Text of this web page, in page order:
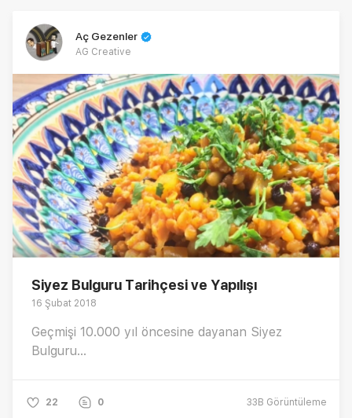
Aç Gezenler
AG Creative
Siyez Bulguru Tarihçesi ve Yapılışı
16 Şubat 2018
Geçmişi 10.000 yıl öncesine dayanan Siyez
Bulguru...
22 0 33B Görüntüleme